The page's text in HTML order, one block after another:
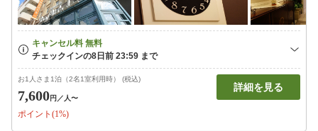
お1人さま1泊（2名1室利用時） (税込)
7,600円 ／人〜
ポイント(1%)
詳細を見る